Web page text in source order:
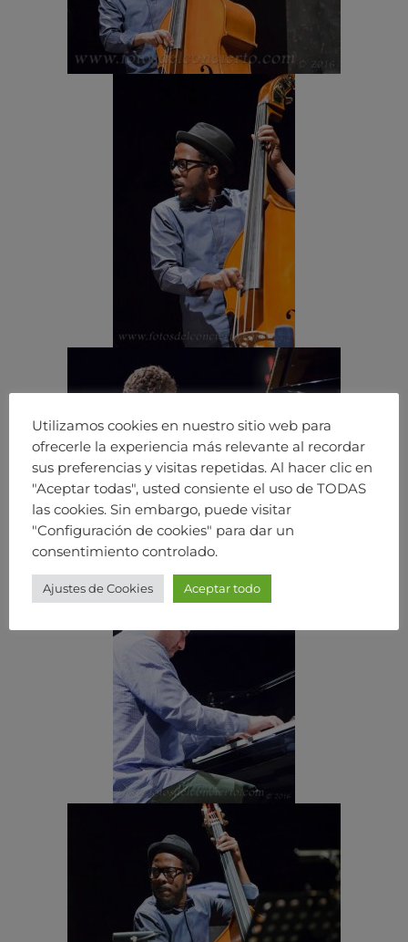
Utilizamos cookies en nuestro sitio web para
ofrecerle la experiencia más relevante al recordar
sus preferencias y visitas repetidas. Al hacer clic en
"Aceptar todas", usted consiente el uso de TODAS
las cookies. Sin embargo, puede visitar
"Configuración de cookies" para dar un
consentimiento controlado.
Ajustes de Cookies Aceptar todo